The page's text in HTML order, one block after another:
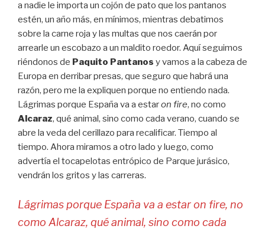
a nadie le importa un cojón de pato que los pantanos
estén, un año más, en mínimos, mientras debatimos
sobre la carne roja y las multas que nos caerán por
arrearle un escobazo a un maldito roedor. Aquí seguimos
riéndonos de Paquito Pantanos y vamos a la cabeza de
Europa en derribar presas, que seguro que habrá una
razón, pero me la expliquen porque no entiendo nada.
Lágrimas porque España va a estaron fire, no como
Alcaraz, qué animal, sino como cada verano, cuando se
abre la veda del cerillazo para recalificar. Tiempo al
tiempo. Ahora miramos a otro lado y luego, como
advertía el tocapelotas entrópico de Parque jurásico,
vendrán los gritos y las carreras.
Lágrimas porque España va a estar on fire, no
como Alcaraz, qué animal, sino como cada